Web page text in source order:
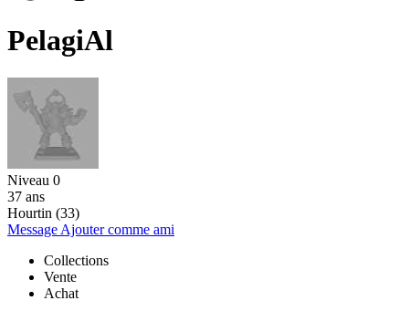
PelagiAl
Niveau 0
37 ans
Hourtin (33)
Message Ajouter comme ami
Collections
Vente
Achat